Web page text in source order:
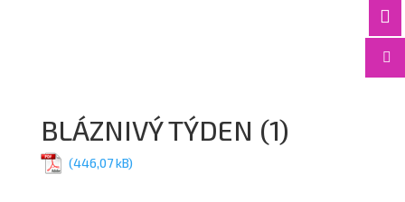


BLÁZNIVÝ TÝDEN (1)